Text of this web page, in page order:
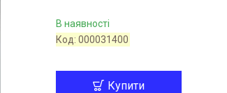
В наявності
Код:000031400
Купити